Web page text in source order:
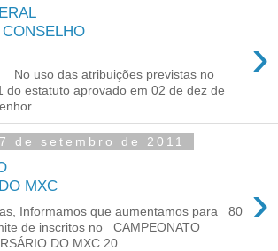
›
uso das atribuições previstas no
do estatuto aprovado em 02 de dez de
de setembro de 2011
MXC
›
Informamos que aumentamos para 80
de inscritos no CAMPEONATO
DO MXC 20...